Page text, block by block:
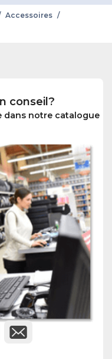
Accessoires /
conseil?
dans notre catalogue